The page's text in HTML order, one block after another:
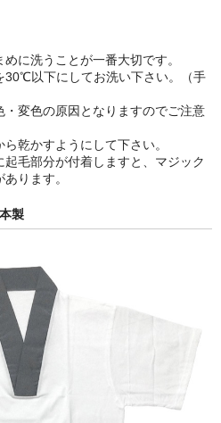
に洗うことが一番大切です。
30℃以下にしてお洗い下さい。（手
・変色の原因となりますのでご注意
乾かすようにして下さい。
起毛部分が付着しますと、マジック
ります。
製